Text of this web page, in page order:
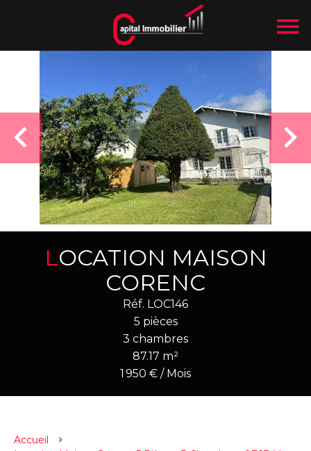
LOCATION MAISON
CORENC
Réf. LOC146
5 pièces
3 chambres
87.17 m²
1 950 € / Mois
Accueil